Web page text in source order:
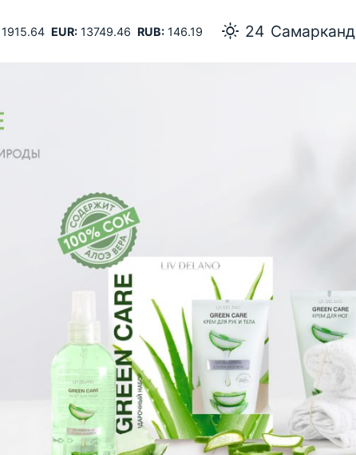
EUR:13749.46 RUB:146.19 24 Самарканд